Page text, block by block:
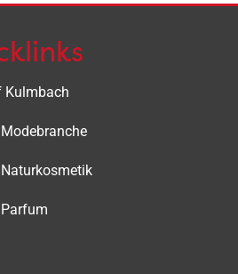
Kulmbach